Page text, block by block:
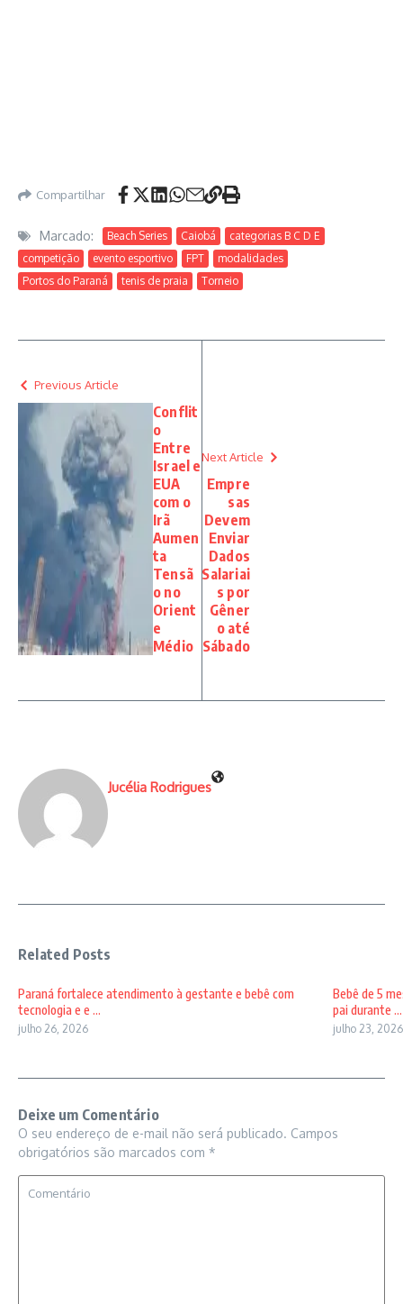
Compartilhar
Marcado: Beach Series Caiobá
categorias B C D E
competição
evento esportivo FPT
modalidades
Portos do Paraná
tenis de praia Torneio
Previous Article
Conflit
o
Entre
Israel e
EUA
com o
Irã
Aumen
ta
Tensã
o no
Orient
e
Médio
Next Article
Empre
sas
Devem
Enviar
Dados
Salariai
s por
Gêner
o até
Sábado
Jucélia Rodrigues
Related Posts
Paraná fortalece atendimento à gestante e bebê com
tecnologia e e ...
julho 26, 2026
Bebê de 5
pai durante ...
julho 23, 2026
Deixe um Comentário
O seu endereço de e-mail não será publicado. Campos
obrigatórios são marcados com *